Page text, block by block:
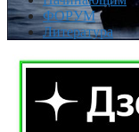
ФОРУМ
Литература